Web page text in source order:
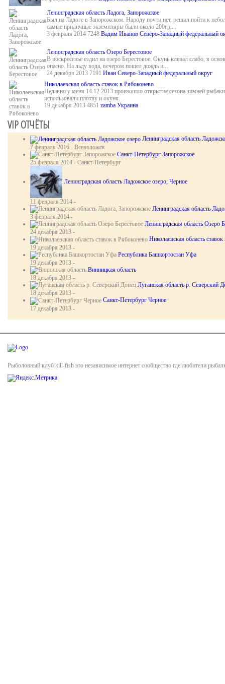
Ленинградская область Ладога, Запорожское
Был на Ладоге в Запорожском. Народу почти нет, решил пойти к
самые приличные экземпляры были около 200гр....
3 февраля 2014 7248 Вадим Иванов Северо-Западный федеральный
Ленинградская область Озеро Берестовое
В воскресенье ездил на озеро Берестовое. Окунь клевал слабо, в
опасно. На льду вода, вечером пошел дождь и...
24 декабря 2013 7191 Иван Северо-Западный федеральный округ
Николаевская область ставок в Рябоконево
Недавно у меня 14.12.2013 произошло открытие сезона зимней
использовали плотву и окуня.
19 декабря 2013 4851 zamba Украина
VIP ОТЧЁТЫ
Ленинградская область
7 февраля 2016 - Всеволожск
Санкт-Петербург Запорожское
25 февраля 2014 - Санкт-Петербург
Ленинградская область Ладожское озеро, Черное
11 февраля 2014 -
Ленинградская область
3 февраля 2014 -
Ленинградская область Озеро
24 декабря 2013 -
Николаевская область
19 декабря 2013 -
Республика Башкортостан Уфа
19 декабря 2013 -
Винницкая область
18 декабря 2013 -
Луганская область р. Северский
18 декабря 2013 -
Санкт-Петербург Черное
17 декабря 2013 -
Рыболовный клуб kill-fish это независимое интернет сообщество где любители